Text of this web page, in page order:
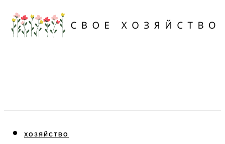
ХОЗЯЙСТВО